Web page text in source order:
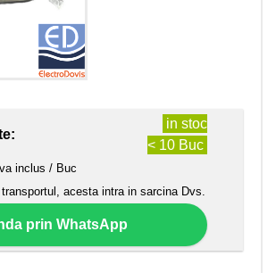
in stoc
< 10 Buc
inclus / Buc
acesta intra in sarcina Dvs.
prin WhatsApp